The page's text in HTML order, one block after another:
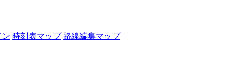
ン 時刻表マップ 路線編集マップ